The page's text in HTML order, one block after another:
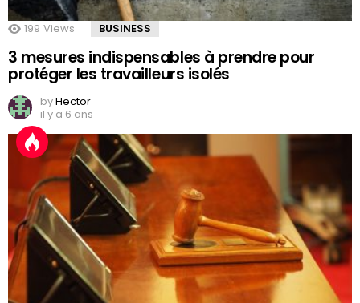
199 Views BUSINESS
3 mesures indispensables à prendre pour
protéger les travailleurs isolés
byHector
il y a 6 ans